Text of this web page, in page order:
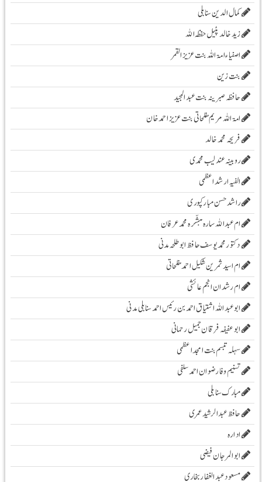
کمال الدین سنابلی
زیدخالد پٹیل حفظہ اللہ
اصفیاء امۃ اللہ بنت عزیز القمر
بنت زین
حافظہ صبرینہ بنت عبد المجید
امۃ اللہ مریم مفلحاتی بنت عزیز احمد خان
فریحہ محمد خالد
روبینہ عندلیب محمدی
الفیہ ارشد اعظمی
راشد حسن مبارکپوری
ام عبداللہ سارہ مبشّرہ محمد عرفان
دکتور محمد یوسف حافظ ابو طلحہ مدنی
ام اسید ثمرین شکیل احمد مفلحاتی
ام رشدان انجم عائشی
ابو عبد اللہ اشتیاق احمد بن رئیس احمد سنابلی مدنی
ابو عفیفہ فرقان جمیل رحمانی
سہلہ تبسم بنت امجد اعظمی
تسنیم وفا رضوان احمد سلفی
مبارک سنابلی
حافظ عبدالرشید عمری
ادارہ
ابوالمرجان فیضی
مسعود عبد الغفار بخاری